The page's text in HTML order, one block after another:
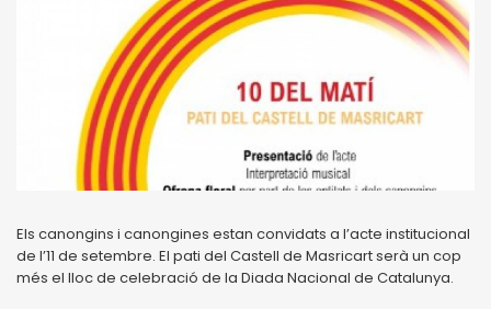
Els canongins i canongines estan convidats a l’acte institucional
de l’11 de setembre. El pati del Castell de Masricart serà un cop
més el lloc de celebració de la Diada Nacional de Catalunya.